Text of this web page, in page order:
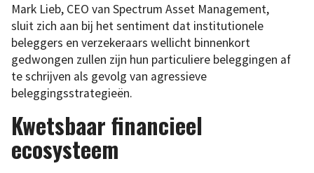
Mark Lieb, CEO van Spectrum Asset Management,
sluit zich aan bij het sentiment dat institutionele
beleggers en verzekeraars wellicht binnenkort
gedwongen zullen zijn hun particuliere beleggingen af
te schrijven als gevolg van agressieve
beleggingsstrategieën.
Kwetsbaar financieel
ecosysteem